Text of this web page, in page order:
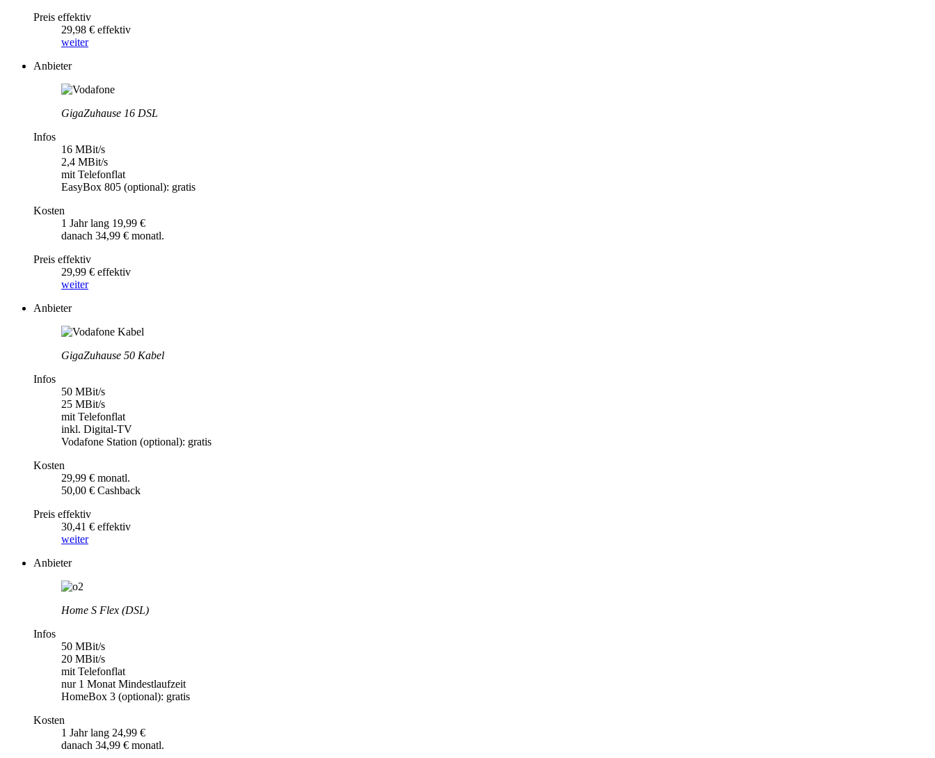
Preis effektiv
29,98 € effektiv
weiter
Anbieter
GigaZuhause 16 DSL
Infos
16 MBit/s
2,4 MBit/s
mit Telefonflat
EasyBox 805 (optional): gratis
Kosten
1 Jahr lang 19,99 €
danach 34,99 € monatl.
Preis effektiv
29,99 € effektiv
weiter
Anbieter
GigaZuhause 50 Kabel
Infos
50 MBit/s
25 MBit/s
mit Telefonflat
inkl. Digital-TV
Vodafone Station (optional): gratis
Kosten
29,99 € monatl.
50,00 € Cashback
Preis effektiv
30,41 € effektiv
weiter
Anbieter
Home S Flex (DSL)
Infos
50 MBit/s
20 MBit/s
mit Telefonflat
nur 1 Monat Mindestlaufzeit
HomeBox 3 (optional): gratis
Kosten
1 Jahr lang 24,99 €
danach 34,99 € monatl.